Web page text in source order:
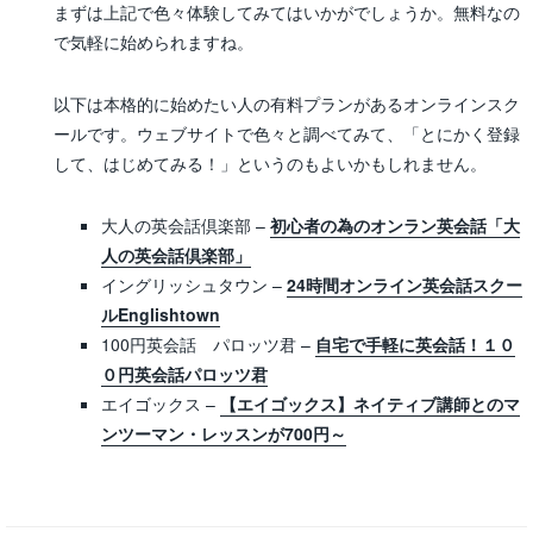
まずは上記で色々体験してみてはいかがでしょうか。無料なの
で気軽に始められますね。
以下は本格的に始めたい人の有料プランがあるオンラインスク
ールです。ウェブサイトで色々と調べてみて、「とにかく登録
して、はじめてみる！」というのもよいかもしれません。
大人の英会話倶楽部 – 初心者の為のオンラン英会話「大
人の英会話倶楽部」
イングリッシュタウン – 24時間オンライン英会話スクー
ルEnglishtown
100円英会話 パロッツ君 – 自宅で手軽に英会話！１０
０円英会話パロッツ君
エイゴックス – 【エイゴックス】ネイティブ講師とのマ
ンツーマン・レッスンが700円～